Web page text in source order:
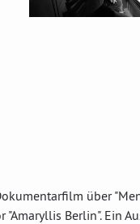
über
Berlin". Ein